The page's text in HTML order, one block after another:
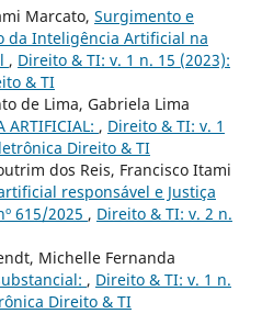
Marcato, Surgimento e
da Inteligência Artificial na
, Direito & TI: v. 1 n. 15 (2023):
& TI
de Lima, Gabriela Lima
ARTIFICIAL: , Direito & TI: v. 1
Direito & TI
dos Reis, Francisco Itami
responsável e Justiça
615/2025 , Direito & TI: v. 2 n.
Michelle Fernanda
, Direito & TI: v. 1 n.
Direito & TI